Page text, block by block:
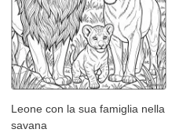
Leone con la sua famiglia nella
savana